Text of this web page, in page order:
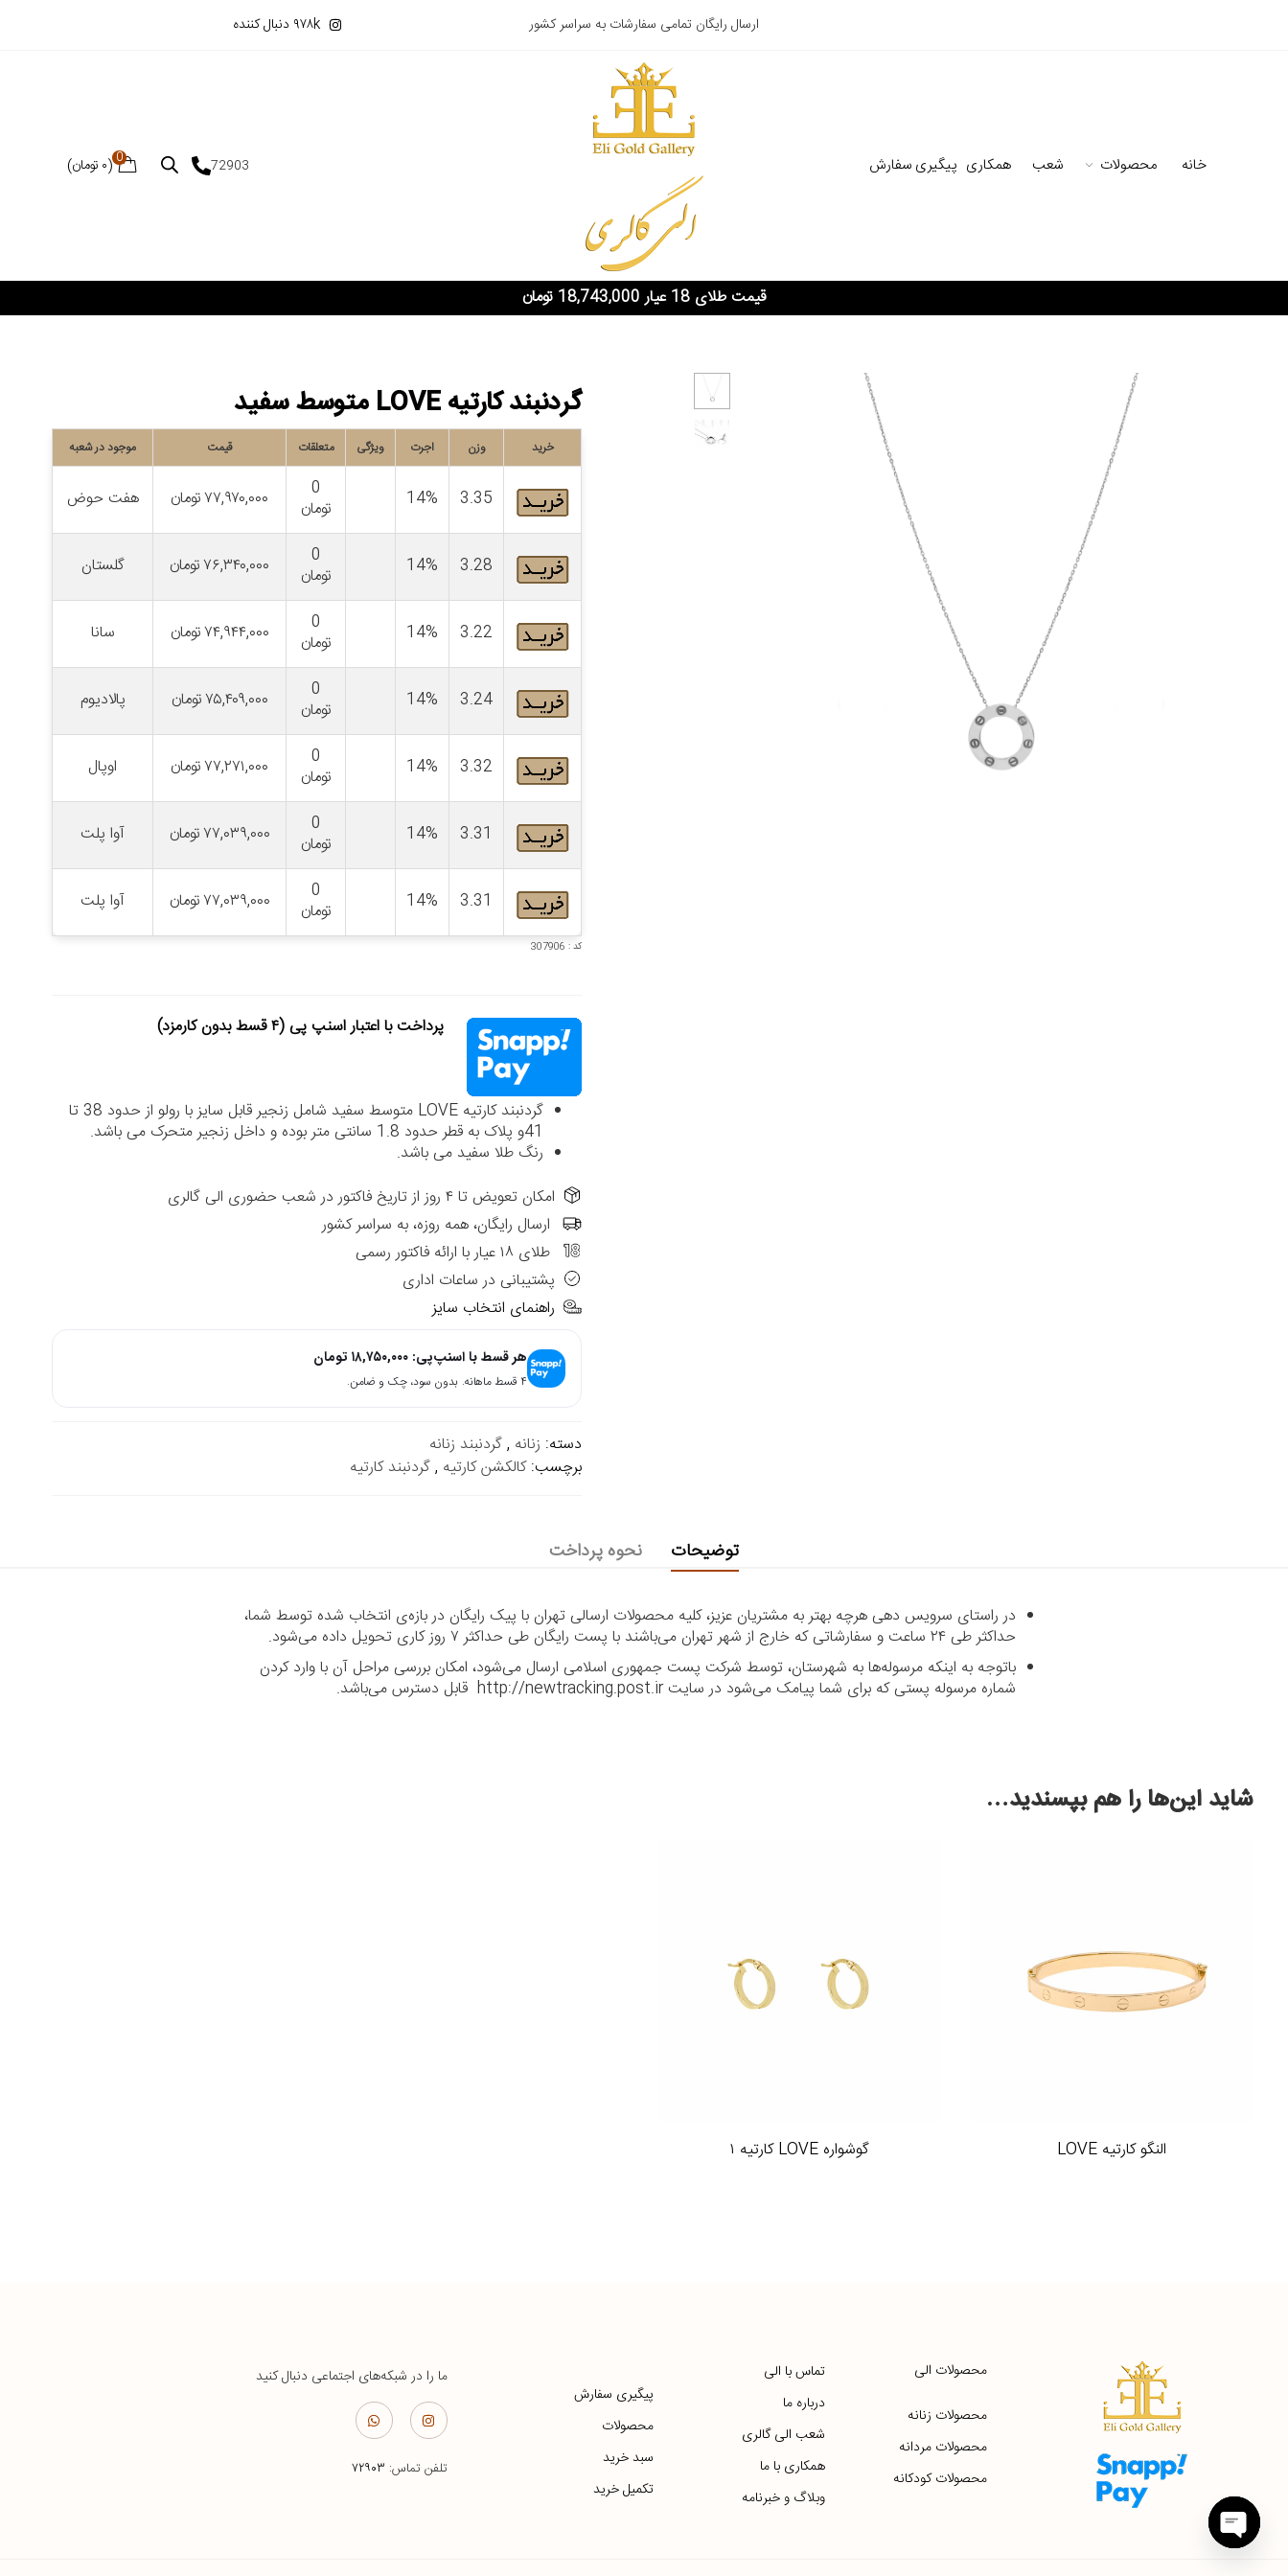
ارسال رایگان تمامی سفارشات به سراسر کشور ۹۷۸k دنبال کننده
خانه محصولات شعب همکاری پیگیری سفارش 72903
0
(۰ تومان)
قیمت طلای 18 عیار 18,743,000 تومان
گردنبند کارتیه LOVE متوسط سفید
خرید وزن اجرت ویژگی متعلقات قیمت موجود در شعبه
3.35
14%
0
تومان
۷۷,۹۷۰,۰۰۰تومان هفت حوض
3.28
14%
0
تومان
۷۶,۳۴۰,۰۰۰تومان گلستان
3.22
14%
0
تومان
۷۴,۹۴۴,۰۰۰تومان سانا
3.24
14%
0
تومان
۷۵,۴۰۹,۰۰۰تومان پالادیوم
3.32
14%
0
تومان
۷۷,۲۷۱,۰۰۰تومان اوپال
3.31
14%
0
تومان
۷۷,۰۳۹,۰۰۰تومان آوا پلت
3.31
14%
0
تومان
۷۷,۰۳۹,۰۰۰تومان آوا پلت
کد : 307906
پرداخت با اعتبار اسنپ پی (۴ قسط بدون کارمزد)
گردنبند کارتیه LOVE متوسط سفید شامل زنجیر قابل سایز با رولو از حدود 38 تا
41و پلاک به قطر حدود 1.8 سانتی متر بوده و داخل زنجیر متحرک می باشد.
رنگ طلا سفید می باشد.
امکان تعویض تا ۴ روز از تاریخ فاکتور در شعب حضوری الی گالری
ارسال رایگان، همه روزه، به سراسر کشور
طلای ۱۸ عیار با ارائه فاکتور رسمی
پشتیبانی در ساعات اداری
راهنمای انتخاب سایز
هر قسط با اسنپ‌پی: ۱۸,۷۵۰,۰۰۰ تومان
۴ قسط ماهانه. بدون سود، چک و ضامن.
دسته: زنانه ,گردنبند زنانه
برچسب:کالکشن کارتیه ,گردنبند کارتیه
توضیحات نحوه پرداخت
در راستای سرویس دهی هرچه بهتر به مشتریان عزیز، کلیه محصولات ارسالی تهران با پیک رایگان در بازه‌ی انتخاب شده توسط شما،
حداکثر طی ۲۴ ساعت و سفارشاتی که خارج از شهر تهران می‌باشند با پست رایگان طی حداکثر ۷ روز کاری تحویل داده می‌شود.
باتوجه به اینکه مرسوله‌ها به شهرستان، توسط شرکت پست جمهوری اسلامی ارسال می‌شود، امکان بررسی مراحل آن با وارد کردن
شماره مرسوله پستی که برای شما پیامک می‌شود در سایت http://newtracking.post.ir قابل دسترس می‌باشد.
شاید این‌ها را هم بپسندید…
النگو کارتیه LOVE گوشواره LOVE کارتیه ۱
محصولات الی
محصولات زنانه
محصولات مردانه
محصولات کودکانه
تماس با الی
درباره ما
شعب الی گالری
همکاری با ما
وبلاگ و خبرنامه
پیگیری سفارش
محصولات
سبد خرید
تکمیل خرید
ما را در شبکه‌های اجتماعی دنبال کنید
تلفن تماس: ۷۲۹۰۳